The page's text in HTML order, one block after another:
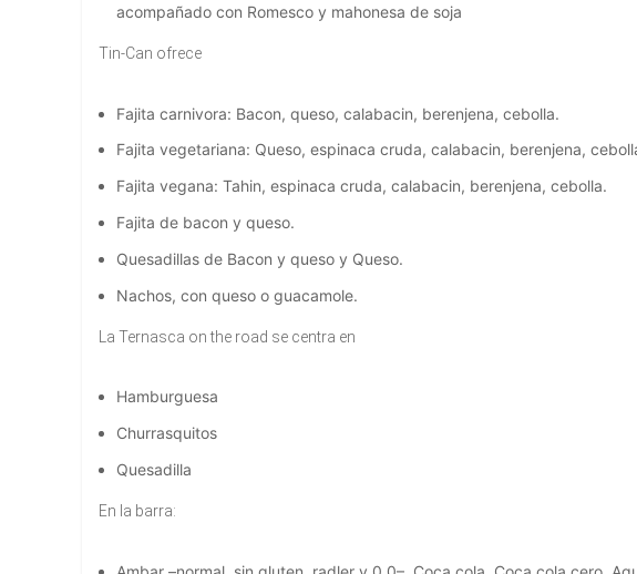
acompañado con Romesco y mahonesa de soja
Tin-Can ofrece
Fajita carnivora: Bacon, queso, calabacin, berenjena, cebolla.
Fajita vegetariana: Queso, espinaca cruda, calabacin, berenjena,
Fajita vegana: Tahin, espinaca cruda, calabacin, berenjena, cebolla.
Fajita de bacon y queso.
Quesadillas de Bacon y queso y Queso.
Nachos, con queso o guacamole.
La Ternasca on the road se centra en
Hamburguesa
Churrasquitos
Quesadilla
En la barra: